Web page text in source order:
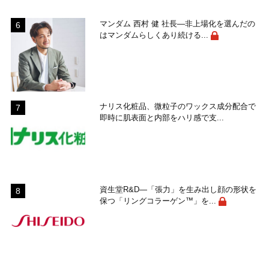
マンダム 西村 健 社長―非上場化を選んだの
はマンダムらしくあり続ける...
ナリス化粧品、微粒子のワックス成分配合で
即時に肌表面と内部をハリ感で支...
資生堂R&D―「張力」を生み出し顔の形状を
保つ「リングコラーゲン™」を...